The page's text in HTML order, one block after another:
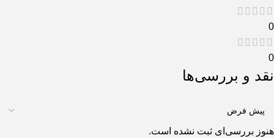
0
0
نقد و بررسی‌ها
هنوز بررسی‌ای ثبت نشده است.